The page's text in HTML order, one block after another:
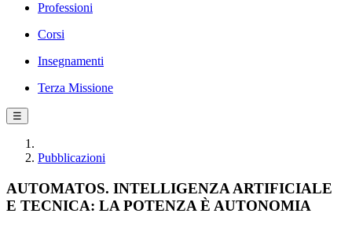
Professioni
Corsi
Insegnamenti
Terza Missione
☰
Pubblicazioni
AUTOMATOS. INTELLIGENZA ARTIFICIALE
E TECNICA: LA POTENZA È AUTONOMIA